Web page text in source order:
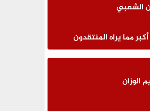
الشعبي
مما يراه المنتقدون
الوزان